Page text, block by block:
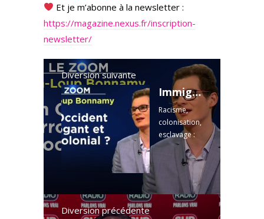
Et je m’abonne à la newsletter :
https://magazine.nexus.fr/inscription-
newsletter/
Diversion suivante
Immigration : une idéologie meurtrière ? - Le Zoom - Jean-Loup Bonnamy - TVL
Racisme,
colonisation,
esclavage :
l'Occident,
névrosé,
encore et
toujours de
tous les
Diversion précédente